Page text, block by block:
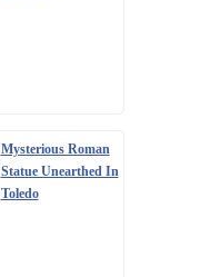
Mysterious Roman
Statue Unearthed In
Toledo